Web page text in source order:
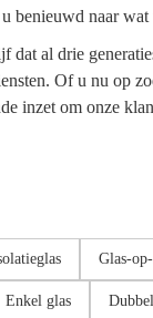
benieuwd naar
dat al drie
Of u nu op
inzet om onze
Glas-
Enkel glas